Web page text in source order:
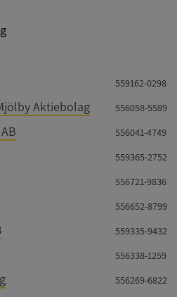
559162-0298
Aktiebolag 556058-5589
556041-4749
559365-2752
556721-9836
556652-8799
559335-9432
556338-1259
556269-6822